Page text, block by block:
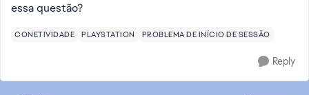
essa questão?
CONETIVIDADE PLAYSTATION PROBLEMA DE INÍCIO DE SESSÃO
Reply